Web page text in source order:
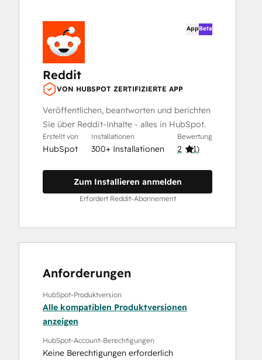
AppBeta
Reddit
VON HUBSPOT ZERTIFIZIERTE APP
Veröffentlichen, beantworten und berichten
Sie über Reddit-Inhalte - alles in HubSpot.
Erstellt von
HubSpot
Installationen
300+ Installationen
Bewertung
2 (1)
Zum Installieren anmelden
Erfordert Reddit-Abonnement
Anforderungen
HubSpot-Produktversion
Alle kompatiblen Produktversionen
anzeigen
HubSpot-Account-Berechtigungen
Keine Berechtigungen erforderlich